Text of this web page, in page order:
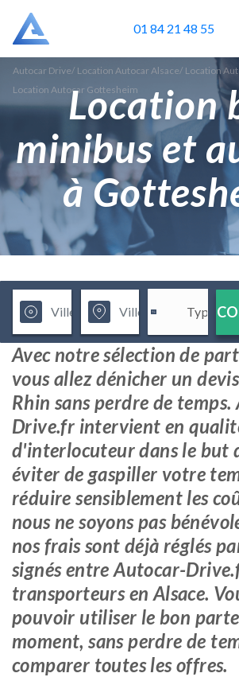
01 84 21 48 55
Autocar Drive/ Location Autocar Alsace/ Location
Location Autocar Gottesheim
Location
minibus et
à
Avec notre sélection de
vous allez dénicher un
Rhin sans perdre de
Drive.fr intervient en
d'interlocuteur dans le but
éviter de gaspiller votre
réduire sensiblement les
nous ne soyons pas
nos frais sont déjà réglés
signés entre Autocar-
transporteurs en Alsace.
pouvoir utiliser le bon
moment, sans perdre de
comparer toutes les offres.